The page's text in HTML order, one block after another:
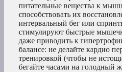
питательные вещества к
способствовать их
интервальный бег или
стимулируют быстрые
даже приводить к
балансе: не делайте кардио
тренировкой (чтобы не
бегайте часами на голодный